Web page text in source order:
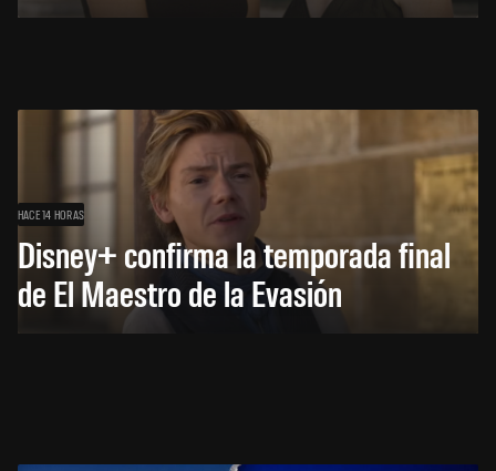
HACE 14 HORAS
Disney+ confirma la temporada final
de El Maestro de la Evasión